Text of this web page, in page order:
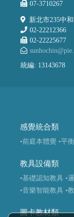
07-3710267
新北市235中
02-22212366
02-22225677
統編: 13143678
感覺統合類
•前庭本體覺 •平衡
教具設備類
•基礎認知教具 •
•音樂智能教具 •
圖卡教材類